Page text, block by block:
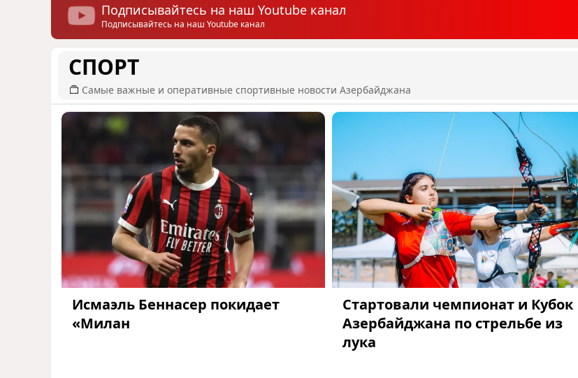
Подписывайтесь на наш Youtube канал
Подписывайтесь на наш Youtube канал
СПОРТ
Самые важные и оперативные спортивные новости Азербайджана
Исмаэль Беннасер покидает
«Милан
Cтартовали чемпионат и Кубок
Азербайджана по стрельбе из
лука